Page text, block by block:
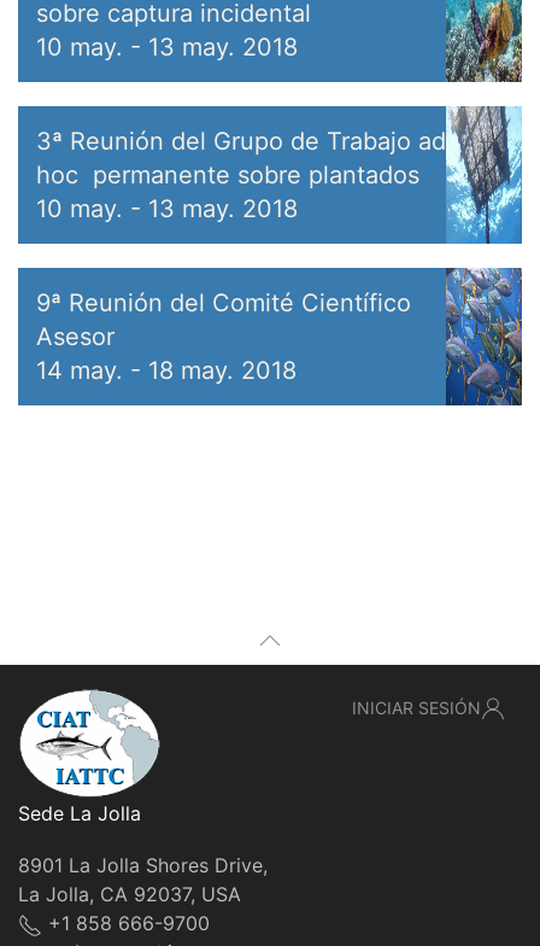
sobre captura incidental
10 may. - 13 may. 2018
3ª Reunión del Grupo de Trabajo ad
hoc permanente sobre plantados
10 may. - 13 may. 2018
9ª Reunión del Comité Científico
Asesor
14 may. - 18 may. 2018
Sede La Jolla
8901 La Jolla Shores Drive,
La Jolla, CA 92037, USA
+1 858 666-9700
INICIAR SESIÓN